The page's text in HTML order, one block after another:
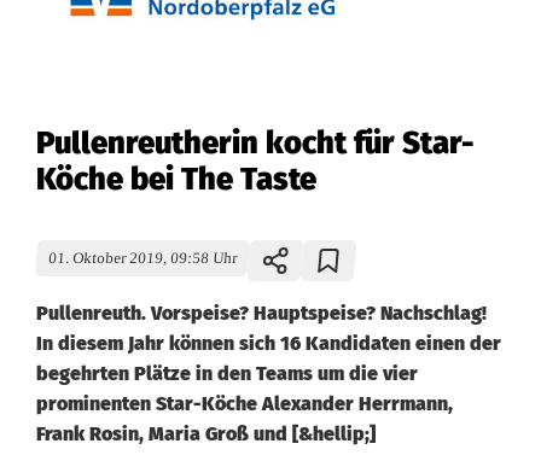
Pullenreutherin kocht für Star-
Köche bei The Taste
01. Oktober 2019, 09:58 Uhr
Pullenreuth. Vorspeise? Hauptspeise? Nachschlag!
In diesem Jahr können sich 16 Kandidaten einen der
begehrten Plätze in den Teams um die vier
prominenten Star-Köche Alexander Herrmann,
Frank Rosin, Maria Groß und [&hellip;]